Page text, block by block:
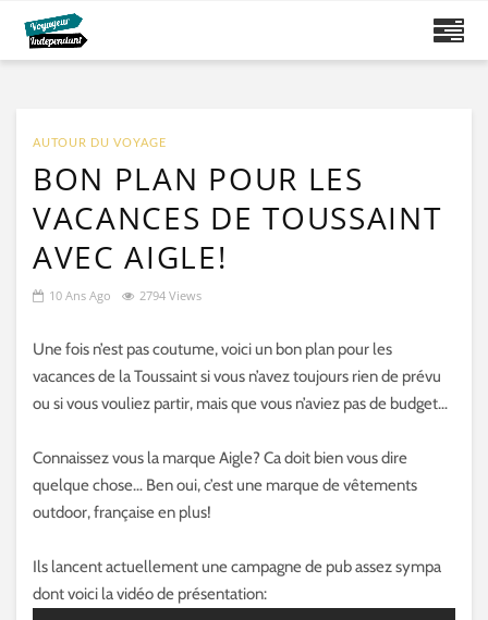
AUTOUR DU VOYAGE
BON PLAN POUR LES
VACANCES DE TOUSSAINT
AVEC AIGLE!
10 Ans Ago 2794 Views
Une fois n’est pas coutume, voici un bon plan pour les
vacances de la Toussaint si vous n’avez toujours rien de prévu
ou si vous vouliez partir, mais que vous n’aviez pas de budget…
Connaissez vous la marque Aigle? Ca doit bien vous dire
quelque chose… Ben oui, c’est une marque de vêtements
outdoor, française en plus!
Ils lancent actuellement une campagne de pub assez sympa
dont voici la vidéo de présentation: